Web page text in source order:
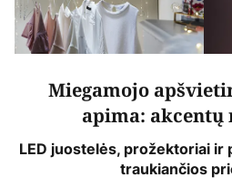
Miegamojo
apima: akcentų
LED juostelės, prožektoriai ir
traukiančios